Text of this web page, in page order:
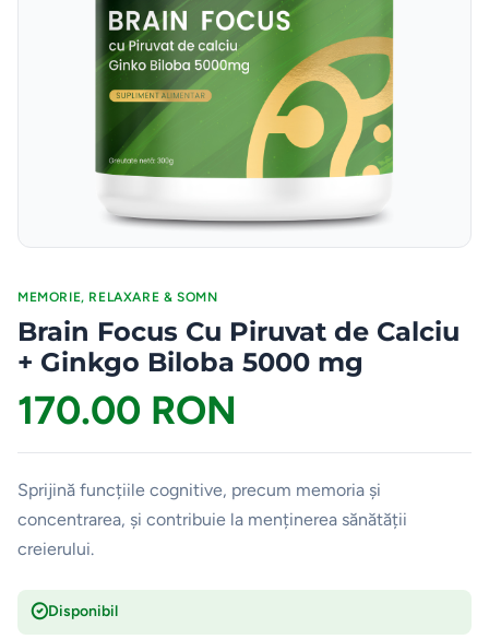
MEMORIE, RELAXARE & SOMN
Brain Focus Cu Piruvat de Calciu
+ Ginkgo Biloba 5000 mg
170.00 RON
Sprijină funcțiile cognitive, precum memoria și
concentrarea, și contribuie la menținerea sănătății
creierului.
Disponibil